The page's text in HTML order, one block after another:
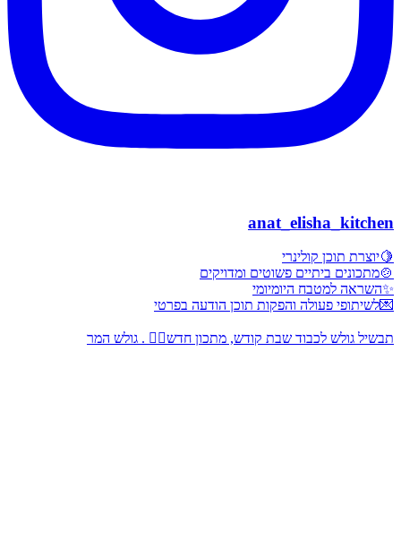
anat_elisha_kitchen
🍋יוצרת תוכן קולינרי
🍲מתכונים ביתיים פשוטים ומדויקים
✨השראה למטבח היומיומי
💌לשיתופי פעולה והפקות תוכן הודעה בפרטי
תבשיל גולש לכבוד שבת קודש, מתכון חדש👇🏻 . גולש המר